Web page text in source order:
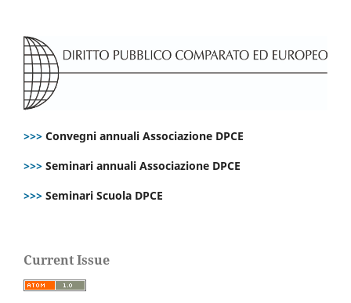
>>> Convegni annuali Associazione DPCE
>>> Seminari annuali Associazione DPCE
>>> Seminari Scuola DPCE
Current Issue